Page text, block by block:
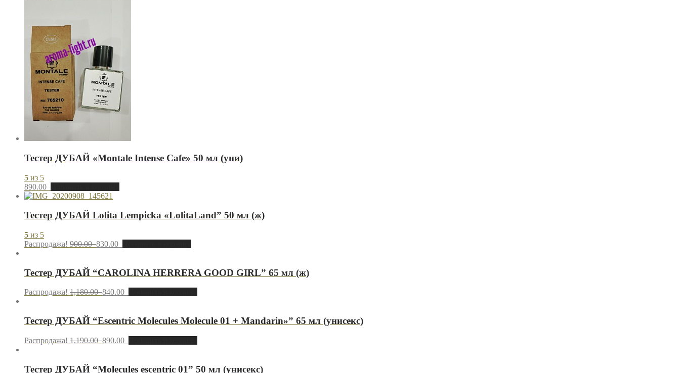
Тестер ДУБАЙ «Montale Intense Cafe» 50 мл (уни)
5 из 5
890.00
Тестер ДУБАЙ Lolita Lempicka «LolitaLand” 50 мл (ж)
5 из 5
Распродажа! 900.00830.00
Тестер ДУБАЙ “CAROLINA HERRERA GOOD GIRL” 65 мл (ж)
Распродажа! 1,180.00840.00
Тестер ДУБАЙ “Escentric Molecules Molecule 01 + Mandarin»” 65 мл (унисекс)
Распродажа! 1,190.00890.00
Тестер ДУБАЙ “Molecules escentric 01” 50 мл (унисекс)